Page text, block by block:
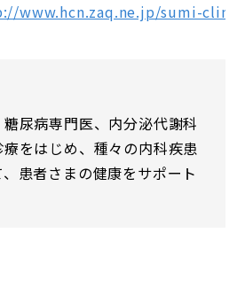
www.hcn.zaq.ne.jp/sumi-
尿病専門医、内分泌代謝科
をはじめ、種々の内科疾患
患者さまの健康をサポート